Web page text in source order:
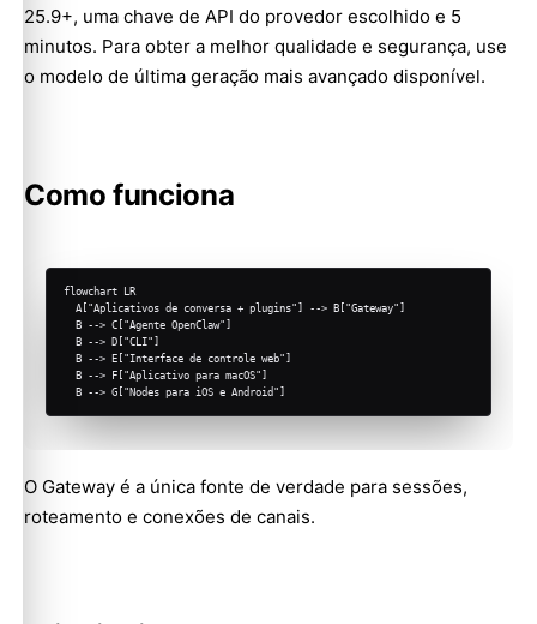
25.9+, uma chave de API do provedor escolhido e 5
minutos. Para obter a melhor qualidade e segurança, use
o modelo de última geração mais avançado disponível.
Como funciona
flowchart LR
  B --> G["Nodes para iOS e Android"]
O Gateway é a única fonte de verdade para sessões,
roteamento e conexões de canais.